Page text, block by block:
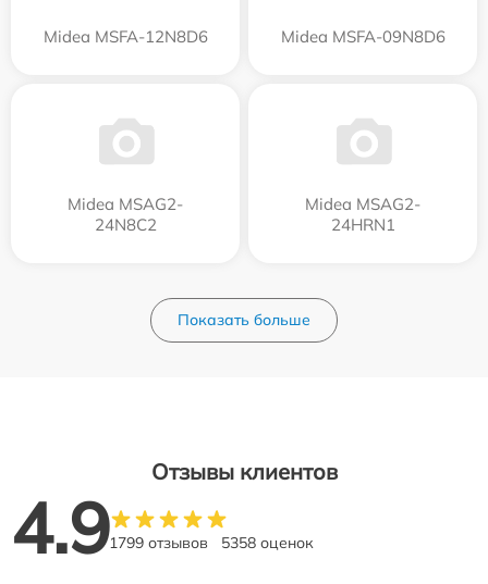
Midea MSFA-12N8D6 Midea MSFA-09N8D6
Midea MSAG2-
24N8C2
Midea MSAG2-
24HRN1
Показать больше
Отзывы клиентов
4.91799 отзывов 5358 оценок